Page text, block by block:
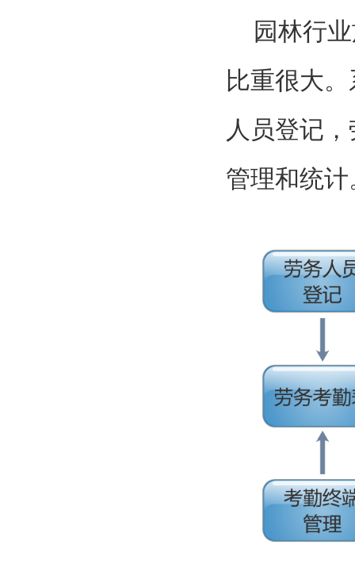
园林行
比重很大
人员登记
管理和统计